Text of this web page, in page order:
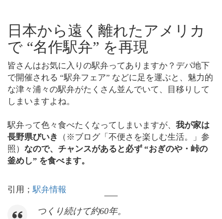
日本から遠く離れたアメリカ
で “名作駅弁” を再現
皆さんはお気に入りの駅弁ってありますか？デパ地下
で開催される “駅弁フェア” などに足を運ぶと、魅力的
な津々浦々の駅弁がたくさん並んでいて、目移りして
しまいますよね。
駅弁って色々食べたくなってしまいますが、 我が家は
長野県びいき
（※ブログ「不便さを楽しむ生活。」参
照） なので、チャンスがあると必ず “おぎのや・峠の
釜めし” を食べます。
引用；駅弁情報
つくり続けて約60年。